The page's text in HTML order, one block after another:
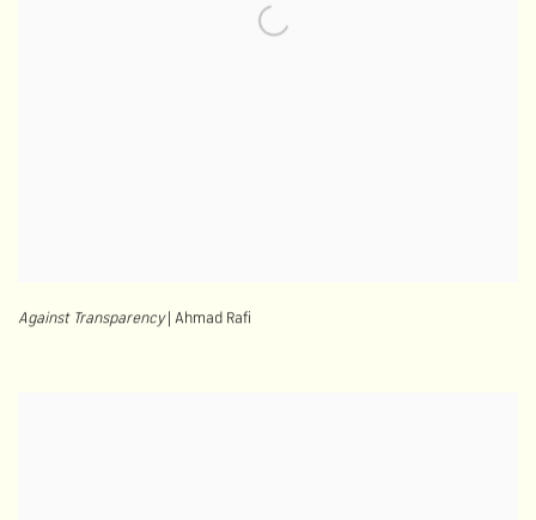
Against Transparency| Ahmad Rafi